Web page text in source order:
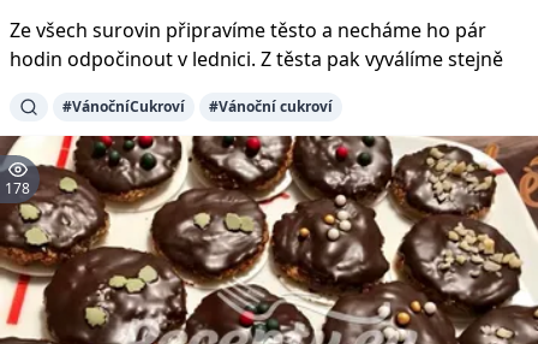
Ze všech surovin připravíme těsto a necháme ho pár
hodin odpočinout v lednici. Z těsta pak vyválíme stejně
#VánočníCukroví #Vánoční cukroví
178